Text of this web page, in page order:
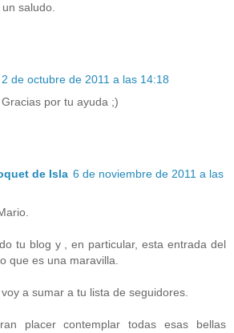
saludo.
2 de octubre de 2011 a las 14:18
por tu ayuda ;)
de Isla 6 de noviembre de 2011 a las
tu blog y , en particular, esta entrada del
que es una maravilla.
a sumar a tu lista de seguidores.
placer contemplar todas esas bellas